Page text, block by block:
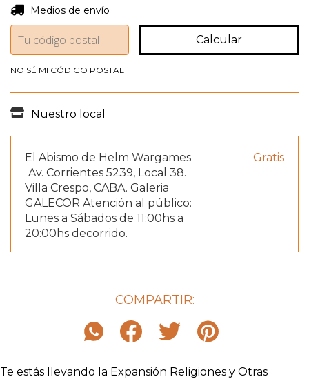
Entregas para el CP:
Medios de envío
Calcular
NO SÉ MI CÓDIGO POSTAL
Nuestro local
El Abismo de Helm Wargames
Av. Corrientes 5239, Local 38.
Villa Crespo, CABA. Galeria
GALECOR Atención al público:
Lunes a Sábados de 11:00hs a
20:00hs decorrido.
Gratis
COMPARTIR:
Te estás llevando la Expansión Religiones y Otras